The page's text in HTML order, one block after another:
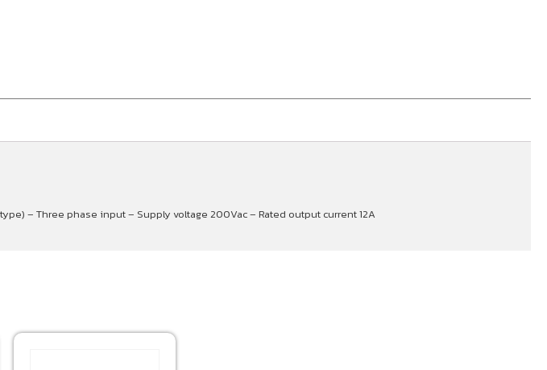
– Three phase input – Supply voltage 200Vac – Rated output current 12A